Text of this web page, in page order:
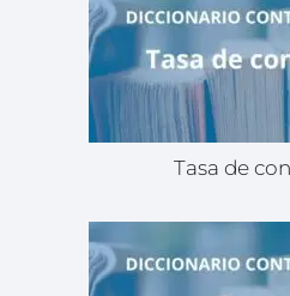
Tasa de